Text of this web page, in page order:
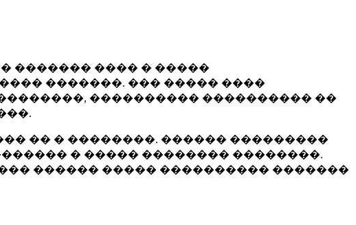
������� ���� � �����
�������. ��� ����� ����
���������� ���������� ��
�� � ��������. ������ ���������
� ����� �������� ��������.
������ ����� ���������� �������